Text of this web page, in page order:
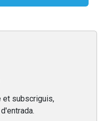
et subscriguis,